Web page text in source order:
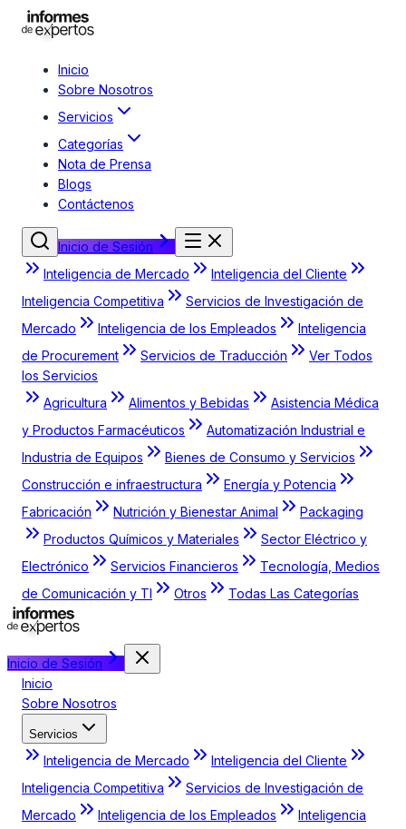
Inicio
Sobre Nosotros
Servicios
Categorías
Nota de Prensa
Blogs
Contáctenos
Inicio de Sesión
Inteligencia de Mercado
Inteligencia del Cliente
Inteligencia Competitiva
Servicios de Investigación de
Mercado
Inteligencia de los Empleados
Inteligencia
de Procurement
Servicios de Traducción
Ver Todos
los Servicios
Agricultura
Alimentos y Bebidas
Asistencia Médica
y Productos Farmacéuticos
Automatización Industrial e
Industria de Equipos
Bienes de Consumo y Servicios
Construcción e infraestructura
Energía y Potencia
Fabricación
Nutrición y Bienestar Animal
Packaging
Productos Químicos y Materiales
Sector Eléctrico y
Electrónico
Servicios Financieros
Tecnología, Medios
de Comunicación y TI
Otros Todas Las Categorías
Inicio de Sesión
Inicio
Sobre Nosotros
Servicios
Inteligencia de Mercado
Inteligencia del Cliente
Inteligencia Competitiva
Servicios de Investigación de
Mercado
Inteligencia de los Empleados
Inteligencia